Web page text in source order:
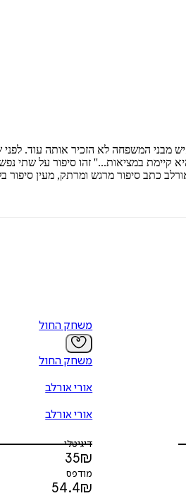
מבני המשפחה לא הזכיר אותה עוד. לפני
במציאות...'' זהו סיפור על שתי
כתב סיפור מרגש ומרתק, מעין
משחק החול
משחק החול
אורי אורלב
אורי אורלב
דיגיטלי
35₪
מודפס
54.4₪